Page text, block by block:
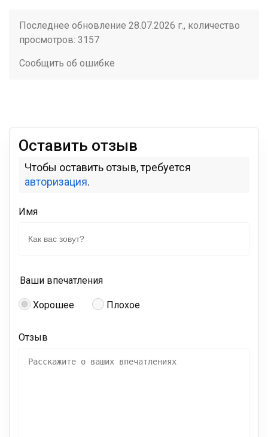
Последнее обновление 28.07.2026 г., количество
просмотров: 3157
Сообщить об ошибке
Оставить отзыв
Чтобы оставить отзыв, требуется
авторизация.
Имя
Ваши впечатления
Хорошее Плохое
Отзыв